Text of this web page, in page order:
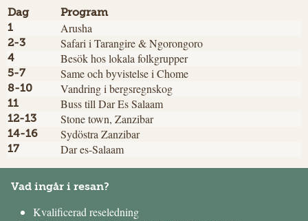
Dag
Program
1
Arusha
2-3 Safari i Tarangire & Ngorongoro
4 Besök hos lokala folkgrupper
5-7 Same och byvistelse i Chome
8-10 Vandring i bergsregnskog
11 Buss till Dar Es Salaam
12-13 Stone town, Zanzibar
14-16 Sydöstra Zanzibar
17 Dar es-Salaam
Vad ingår i resan?
Kvalificerad reseledning